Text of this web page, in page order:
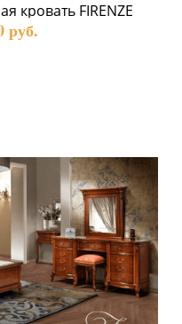
кровать FIRENZE
руб.